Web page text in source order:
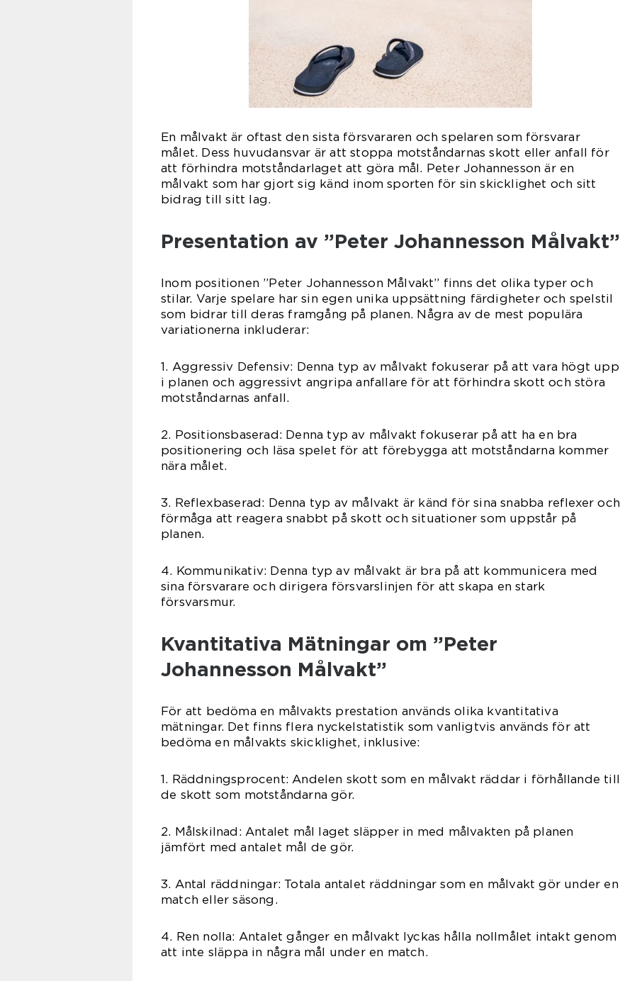
En målvakt är oftast den sista försvararen och spelaren som försvarar
målet. Dess huvudansvar är att stoppa motståndarnas skott eller anfall för
att förhindra motståndarlaget att göra mål. Peter Johannesson är en
målvakt som har gjort sig känd inom sporten för sin skicklighet och sitt
bidrag till sitt lag.
Presentation av ”Peter Johannesson Målvakt”
Inom positionen ”Peter Johannesson Målvakt” finns det olika typer och
stilar. Varje spelare har sin egen unika uppsättning färdigheter och spelstil
som bidrar till deras framgång på planen. Några av de mest populära
variationerna inkluderar:
1. Aggressiv Defensiv: Denna typ av målvakt fokuserar på att vara högt upp
i planen och aggressivt angripa anfallare för att förhindra skott och störa
motståndarnas anfall.
2. Positionsbaserad: Denna typ av målvakt fokuserar på att ha en bra
positionering och läsa spelet för att förebygga att motståndarna kommer
nära målet.
3. Reflexbaserad: Denna typ av målvakt är känd för sina snabba reflexer och
förmåga att reagera snabbt på skott och situationer som uppstår på
planen.
4. Kommunikativ: Denna typ av målvakt är bra på att kommunicera med
sina försvarare och dirigera försvarslinjen för att skapa en stark
försvarsmur.
Kvantitativa Mätningar om ”Peter
Johannesson Målvakt”
För att bedöma en målvakts prestation används olika kvantitativa
mätningar. Det finns flera nyckelstatistik som vanligtvis används för att
bedöma en målvakts skicklighet, inklusive:
1. Räddningsprocent: Andelen skott som en målvakt räddar i förhållande till
de skott som motståndarna gör.
2. Målskilnad: Antalet mål laget släpper in med målvakten på planen
jämfört med antalet mål de gör.
3. Antal räddningar: Totala antalet räddningar som en målvakt gör under en
match eller säsong.
4. Ren nolla: Antalet gånger en målvakt lyckas hålla nollmålet intakt genom
att inte släppa in några mål under en match.